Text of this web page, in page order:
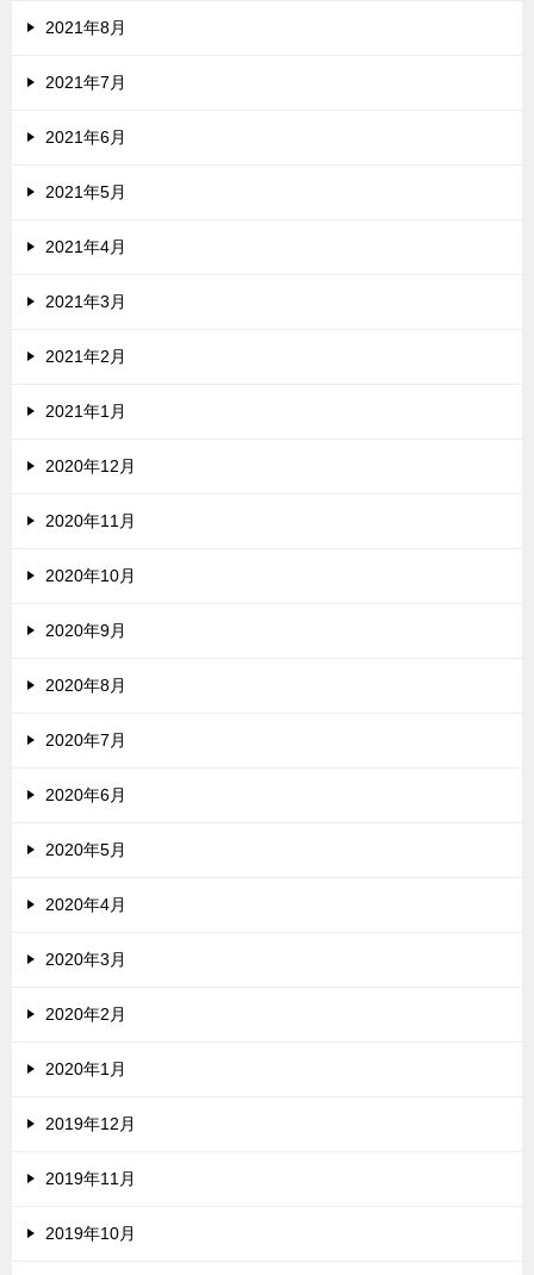
2021年8月
2021年7月
2021年6月
2021年5月
2021年4月
2021年3月
2021年2月
2021年1月
2020年12月
2020年11月
2020年10月
2020年9月
2020年8月
2020年7月
2020年6月
2020年5月
2020年4月
2020年3月
2020年2月
2020年1月
2019年12月
2019年11月
2019年10月